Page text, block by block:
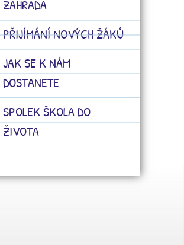
ZAHRADA
PŘIJÍMÁNÍ NOVÝCH ŽÁKŮ
JAK SE K NÁM
DOSTANETE
SPOLEK ŠKOLA DO
ŽIVOTA